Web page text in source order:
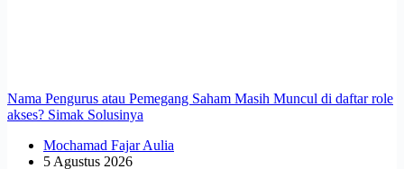
Nama Pengurus atau Pemegang Saham Masih Muncul di daftar role
akses? Simak Solusinya
Mochamad Fajar Aulia
5 Agustus 2026